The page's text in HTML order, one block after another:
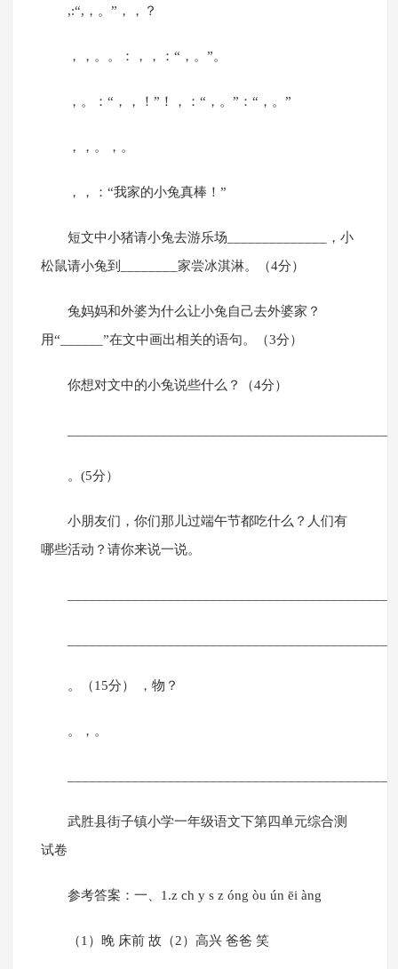
,:“,，。”，，？
，，。。：，，：“，。”。
，。：“，，！”！，：“，。”：“，。”
，，。，。
，，：“我家的小兔真棒！”
短文中小猪请小兔去游乐场______________，小
松鼠请小兔到________家尝冰淇淋。（4分）
兔妈妈和外婆为什么让小兔自己去外婆家？
用“______”在文中画出相关的语句。（3分）
你想对文中的小兔说些什么？（4分）
。(5分）
小朋友们，你们那儿过端午节都吃什么？人们有
哪些活动？请你来说一说。
。（15分） ，物？
。，。
武胜县街子镇小学一年级语文下第四单元综合测
试卷
参考答案：一、1.z ch y s z óng òu ún ēi àng
（1）晚 床前 故（2）高兴 爸爸 笑